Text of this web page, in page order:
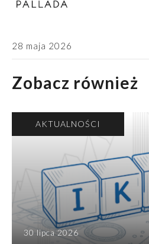
28 maja 2026
Zobacz również
30 lipca 2026
AKTUALNOŚCI